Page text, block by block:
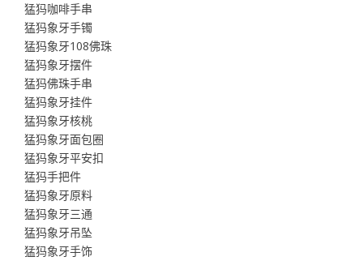
猛犸咖啡手串
猛犸象牙手镯
猛犸象牙108佛珠
猛犸象牙摆件
猛犸佛珠手串
猛犸象牙挂件
猛犸象牙核桃
猛犸象牙面包圈
猛犸象牙平安扣
猛犸手把件
猛犸象牙原料
猛犸象牙三通
猛犸象牙吊坠
猛犸象牙手饰